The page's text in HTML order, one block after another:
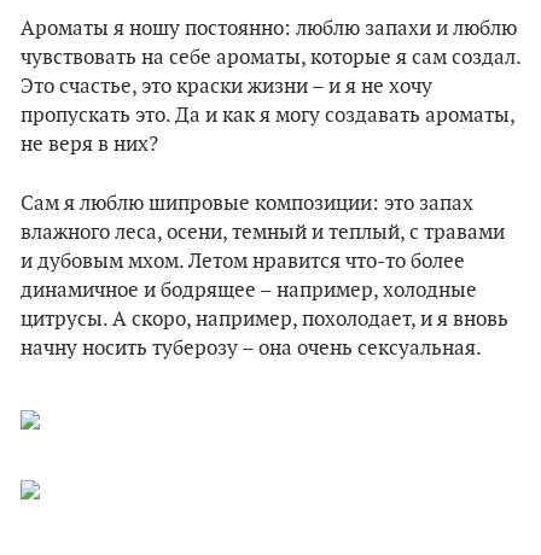
Ароматы я ношу постоянно: люблю запахи и люблю
чувствовать на себе ароматы, которые я сам создал.
Это счастье, это краски жизни – и я не хочу
пропускать это. Да и как я могу создавать ароматы,
не веря в них?
Сам я люблю шипровые композиции: это запах
влажного леса, осени, темный и теплый, с травами
и дубовым мхом. Летом нравится что-то более
динамичное и бодрящее – например, холодные
цитрусы. А скоро, например, похолодает, и я вновь
начну носить туберозу – она очень сексуальная.